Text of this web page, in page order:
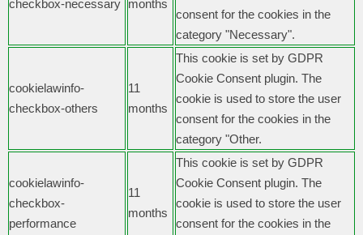
checkbox-necessary months
consent for the cookies in the
category "Necessary".
cookielawinfo-
checkbox-others
11
months
This cookie is set by GDPR
Cookie Consent plugin. The
cookie is used to store the user
consent for the cookies in the
category "Other.
cookielawinfo-
checkbox-
performance
11
months
This cookie is set by GDPR
Cookie Consent plugin. The
cookie is used to store the user
consent for the cookies in the